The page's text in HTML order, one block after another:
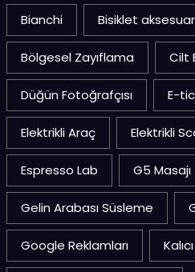
Bianchi Bisiklet
Bölgesel Zayıflama Cilt
Düğün Fotoğrafçısı E-
Elektrikli Araç Elektrikli
Espresso Lab G5 Masajı
Gelin Arabası Süsleme
Google Reklamları